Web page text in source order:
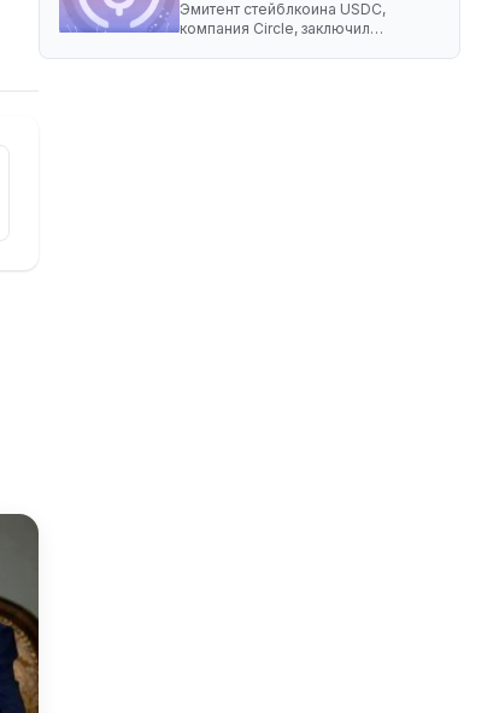
Эмитент стейблкоина USDC,
компания Circle, заключил